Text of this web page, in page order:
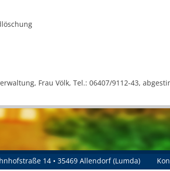
Frau Völk, Tel.: 06407/9112-43,
14 • 35469 Allendorf (Lumda)